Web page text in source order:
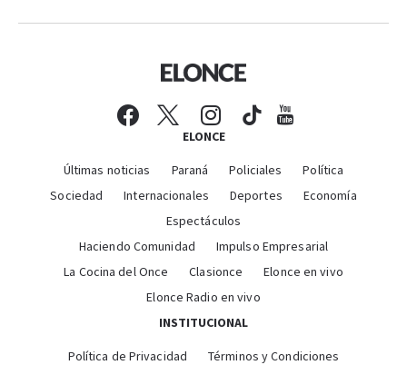
ELONCE
Últimas noticias Paraná Policiales
Política
Sociedad
Internacionales Deportes
Economía
Espectáculos
Haciendo Comunidad
Impulso Empresarial
La Cocina del Once
Clasionce
Elonce en vivo
Elonce Radio en vivo
INSTITUCIONAL
Política de Privacidad Términos y Condiciones